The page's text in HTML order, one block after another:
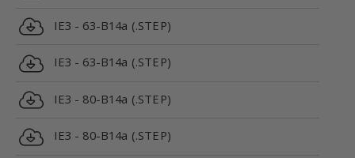
IE3 - 63-B14a (.STEP)
IE3 - 63-B14a (.STEP)
IE3 - 80-B14a (.STEP)
IE3 - 80-B14a (.STEP)